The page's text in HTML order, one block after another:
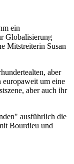
ein
Globalisierung
Mitstreiterin Susan
aber
europaweit um eine
aber auch ihr
ausführlich die
Bourdieu und